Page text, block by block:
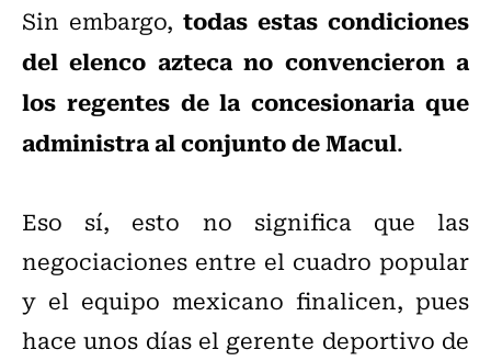
Sin embargo, todas estas condiciones
del elenco azteca no convencieron a
los regentes de la concesionaria que
administra al conjunto de Macul.
Eso sí, esto no significa que las
negociaciones entre el cuadro popular
y el equipo mexicano finalicen, pues
hace unos días el gerente deportivo de